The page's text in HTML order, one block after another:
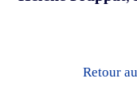
Retour